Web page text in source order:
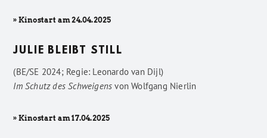
» Kinostart am 24.04.2025
JULIE BLEIBT STILL
(BE/SE 2024; Regie: Leonardo van Dijl)
Im Schutz des Schweigens vonWolfgang Nierlin
» Kinostart am 17.04.2025